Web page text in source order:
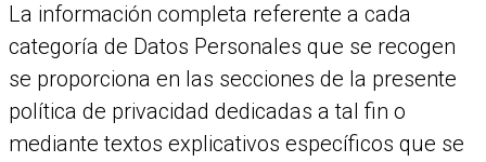
La información completa referente a cada
categoría de Datos Personales que se recogen
se proporciona en las secciones de la presente
política de privacidad dedicadas a tal fin o
mediante textos explicativos específicos que se